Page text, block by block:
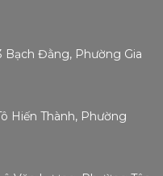
Bạch Đằng, Phường Gia
Hiến Thành, Phường